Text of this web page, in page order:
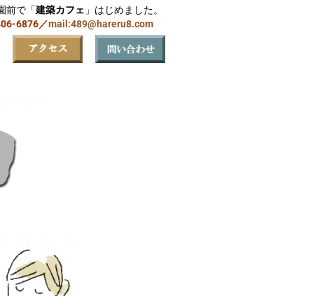
前で「建築カフェ 」はじめました。
6876／mail:489@hareru8.com